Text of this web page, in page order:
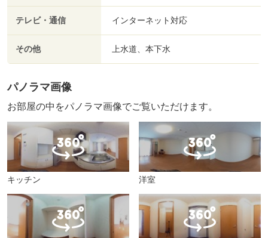
テレビ・通信 インターネット対応
その他 上水道、本下水
パノラマ画像
お部屋の中をパノラマ画像でご覧いただけます。
キッチン 洋室